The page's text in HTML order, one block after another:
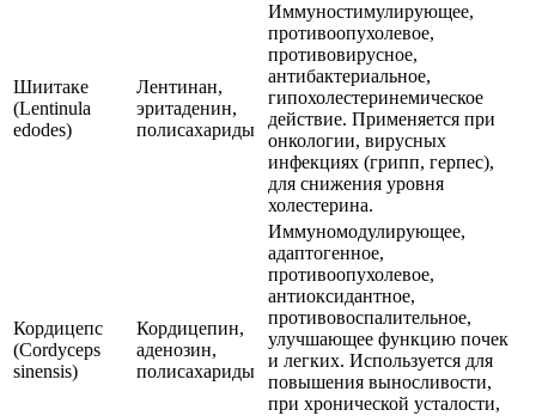
Шиитаке
(Lentinula
edodes)
Лентинан,
эритаденин,
полисахариды
Иммуностимулирующее,
противоопухолевое,
противовирусное,
антибактериальное,
гипохолестеринемическое
действие. Применяется при
онкологии, вирусных
инфекциях (грипп, герпес),
для снижения уровня
холестерина.
Кордицепс
(Cordyceps
sinensis)
Кордицепин,
аденозин,
полисахариды
Иммуномодулирующее,
адаптогенное,
противоопухолевое,
антиоксидантное,
противовоспалительное,
улучшающее функцию почек
и легких. Используется для
повышения выносливости,
при хронической усталости,